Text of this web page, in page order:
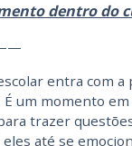
dentro do
entra com a
um momento
trazer
até se